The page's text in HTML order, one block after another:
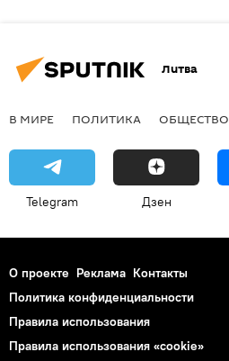
Литва
В МИРЕ ПОЛИТИКА ОБЩЕСТВО
Telegram Дзен
О проекте Реклама Контакты
Политика конфиденциальности
Правила использования
Правила использования «cookie»